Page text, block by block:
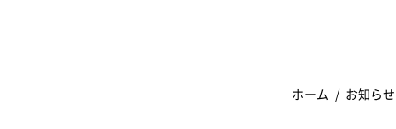
ホーム お知らせ